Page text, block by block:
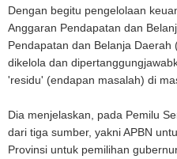
Dengan begitu pengelolaan
Anggaran Pendapatan dan
Pendapatan dan Belanja Daerah
dikelola dan
'residu' (endapan masalah) di
Dia menjelaskan, pada Pemilu
dari tiga sumber, yakni APBN
Provinsi untuk pemilihan